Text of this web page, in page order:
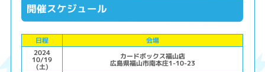
開催スケジュール
日程
会場
2024
10/19
(土)
カードボックス福山店
広島県福山市南本庄1-10-23